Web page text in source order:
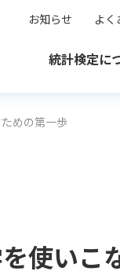
お知らせ よ
統計検定に
めの第一歩
使いこ